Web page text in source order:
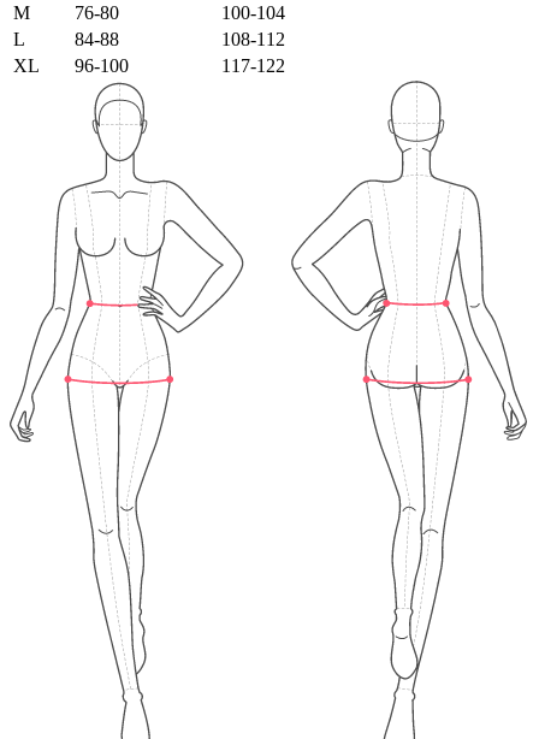
M
76-80
100-104
L
84-88
108-112
XL
96-100 117-122